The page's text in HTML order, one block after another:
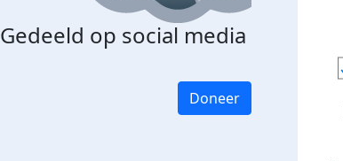
Gedeeld op social media
Doneer